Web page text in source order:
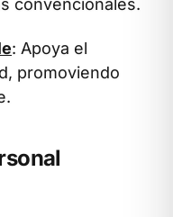
: Apoya el
promoviendo